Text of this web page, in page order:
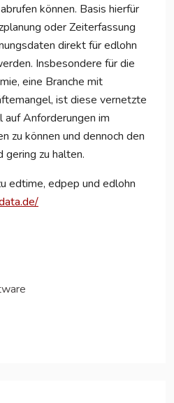
können. Basis hierfür
oder Zeiterfassung
direkt für edlohn
Insbesondere für die
eine Branche mit
ist diese vernetzte
Anforderungen im
zu können und dennoch den
zu halten.
edtime, edpep und edlohn